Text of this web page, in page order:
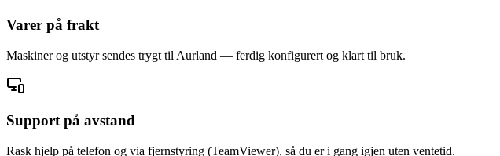
Varer på frakt
Maskiner og utstyr sendes trygt til Aurland — ferdig konfigurert og klart til bruk.
Support på avstand
Rask hjelp på telefon og via fjernstyring (TeamViewer), så du er i gang igjen uten ventetid.